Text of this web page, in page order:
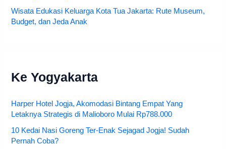
Wisata Edukasi Keluarga Kota Tua Jakarta: Rute Museum,
Budget, dan Jeda Anak
Ke Yogyakarta
Harper Hotel Jogja, Akomodasi Bintang Empat Yang
Letaknya Strategis di Malioboro Mulai Rp788.000
10 Kedai Nasi Goreng Ter-Enak Sejagad Jogja! Sudah
Pernah Coba?